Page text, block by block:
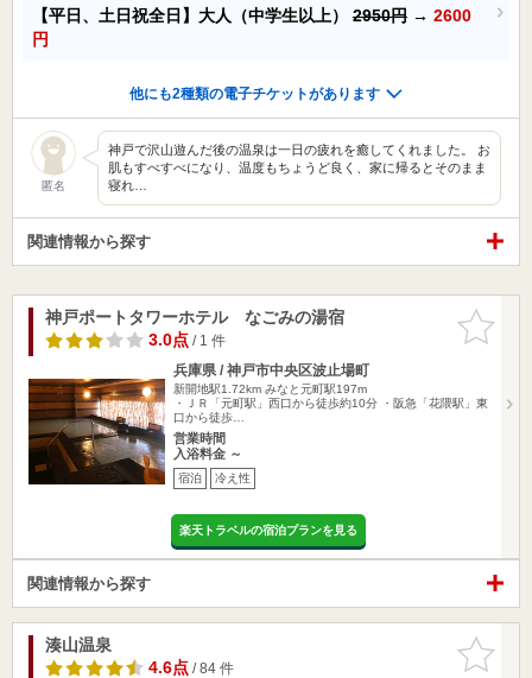
【平日、土日祝全日】大人（中学生以上） 2950円 → 2600
円
他にも2種類の電子チケットがあります
匿名
神戸で沢山遊んだ後の温泉は一日の疲れを癒してくれました。 お
肌もすべすべになり、温度もちょうど良く、家に帰るとそのまま
寝れ…
関連情報から探す
お気に入
りに追加
神戸ポートタワーホテル なごみの湯宿
3.0点/ 1 件
兵庫県 / 神戸市中央区波止場町
新開地駅1.72km みなと元町駅197m
・ＪＲ「元町駅」西口から徒歩約10分 ・阪急「花隈駅」東
口から徒歩…
営業時間
入浴料金 ～
宿泊 冷え性
楽天トラベルの宿泊プランを見る
関連情報から探す
お気に入
りに追加
湊山温泉
4.6点/ 84 件